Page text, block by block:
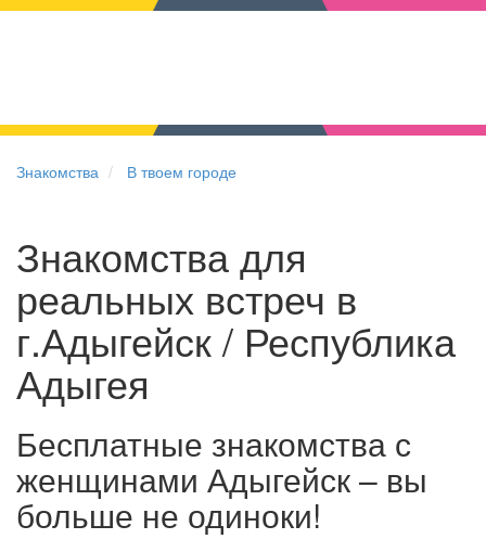
Знакомства В твоем городе
Знакомства для
реальных встреч в
г.Адыгейск / Республика
Адыгея
Бесплатные знакомства с
женщинами Адыгейск – вы
больше не одиноки!